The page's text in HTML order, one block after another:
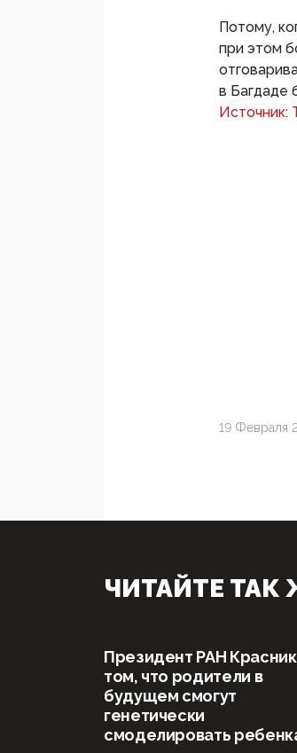
Потому,
при этом
в Багдаде
Источник:
19 Февраля
ЧИТАЙТЕ ТАК
Президент РАН
том, что родители в
будущем смогут
генетически
смоделировать